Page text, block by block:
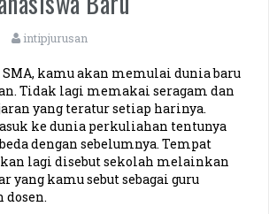
PKN UPI (Thoriq)
ITN (Adhitya)
UNSIQ (Wulan)
Bahasa Inggris IPTS (Gabby)
Biologi UIN Yogyakarta (Ajeng)
intipjurusan
kamu akan memulai dunia baru
Tidak lagi memakai seragam dan
yang teratur setiap harinya.
ke dunia perkuliahan tentunya
dengan sebelumnya. Tempat
lagi disebut sekolah melainkan
yang kamu sebut sebagai guru
dosen.